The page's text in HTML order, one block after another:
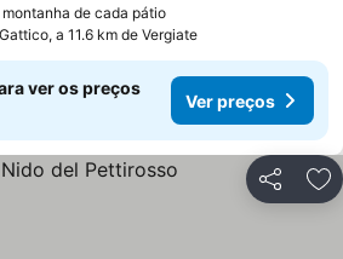
de cada pátioVer preços
Gattico, a 11.6 km de Vergiate
ver os preços
Ver preços
Partilhar